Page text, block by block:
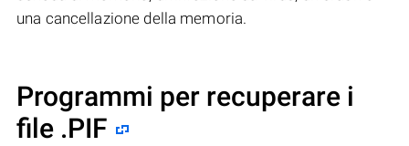
una cancellazione della memoria.
Programmi per recuperare i
file .PIF